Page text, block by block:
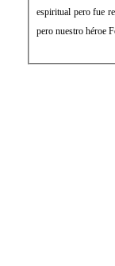
espiritual pero fue
pero nuestro héroe